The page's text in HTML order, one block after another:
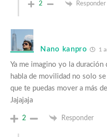
2 Responder
Nano kanpro 1
Ya me imagino yo la duración
habla de movilidad no solo
que te puedas mover a más
Jajajaja
2 Responder